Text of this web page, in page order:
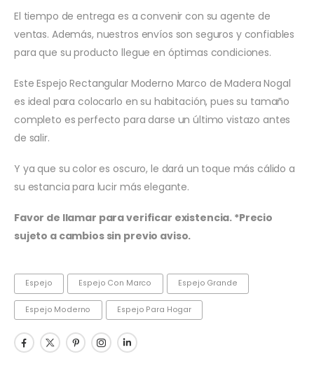
El tiempo de entrega es a convenir con su agente de
ventas. Además, nuestros envíos son seguros y confiables
para que su producto llegue en óptimas condiciones.
Este Espejo Rectangular Moderno Marco de Madera Nogal
es ideal para colocarlo en su habitación, pues su tamaño
completo es perfecto para darse un último vistazo antes
de salir.
Y ya que su color es oscuro, le dará un toque más cálido a
su estancia para lucir más elegante.
Favor de llamar para verificar existencia. *Precio
sujeto a cambios sin previo aviso.
Espejo Espejo Con Marco Espejo Grande
Espejo Moderno Espejo Para Hogar